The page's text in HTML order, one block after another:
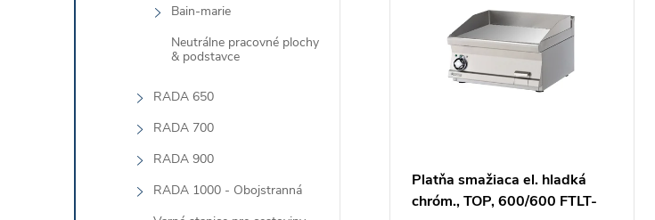
Bain-marie
Neutrálne pracovné plochy
& podstavce
RADA 650
RADA 700
RADA 900
RADA 1000 - Obojstranná
Platňa smažiaca el. hladká
chróm., TOP, 600/600 FTLT-